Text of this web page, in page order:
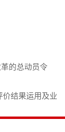
的总动员令
价结果运用及业